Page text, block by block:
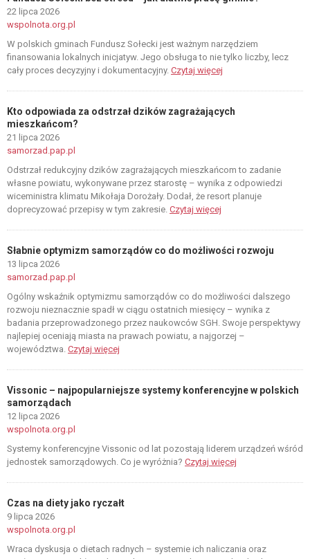
22 lipca 2026
wspolnota.org.pl
W polskich gminach Fundusz Sołecki jest ważnym narzędziem
finansowania lokalnych inicjatyw. Jego obsługa to nie tylko liczby, lecz
cały proces decyzyjny i dokumentacyjny. Czytaj więcej
Kto odpowiada za odstrzał dzików zagrażających
mieszkańcom?
21 lipca 2026
samorzad.pap.pl
Odstrzał redukcyjny dzików zagrażających mieszkańcom to zadanie
własne powiatu, wykonywane przez starostę – wynika z odpowiedzi
wiceministra klimatu Mikołaja Dorożały. Dodał, że resort planuje
doprecyzować przepisy w tym zakresie. Czytaj więcej
Słabnie optymizm samorządów co do możliwości rozwoju
13 lipca 2026
samorzad.pap.pl
Ogólny wskaźnik optymizmu samorządów co do możliwości dalszego
rozwoju nieznacznie spadł w ciągu ostatnich miesięcy – wynika z
badania przeprowadzonego przez naukowców SGH. Swoje perspektywy
najlepiej oceniają miasta na prawach powiatu, a najgorzej –
województwa. Czytaj więcej
Vissonic – najpopularniejsze systemy konferencyjne w polskich
samorządach
12 lipca 2026
wspolnota.org.pl
Systemy konferencyjne Vissonic od lat pozostają liderem urządzeń wśród
jednostek samorządowych. Co je wyróżnia? Czytaj więcej
Czas na diety jako ryczałt
9 lipca 2026
wspolnota.org.pl
Wraca dyskusja o dietach radnych – systemie ich naliczania oraz